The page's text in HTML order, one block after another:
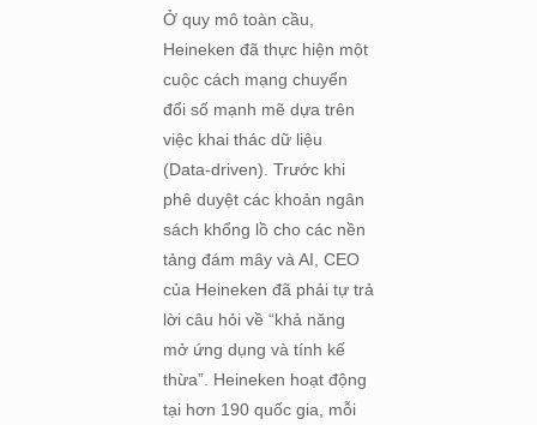
Ở quy mô toàn cầu,
Heineken đã thực hiện một
cuộc cách mạng chuyển
đổi số mạnh mẽ dựa trên
việc khai thác dữ liệu
(Data-driven). Trước khi
phê duyệt các khoản ngân
sách khổng lồ cho các nền
tảng đám mây và AI, CEO
của Heineken đã phải tự trả
lời câu hỏi về “khả năng
mở ứng dụng và tính kế
thừa”. Heineken hoạt động
tại hơn 190 quốc gia, mỗi